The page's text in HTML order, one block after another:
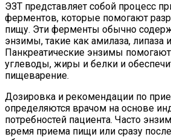
ЭЗТ представляет собой процесс
ферментов, которые помогают
пищу. Эти ферменты обычно
энзимы, такие как амилаза, липаза
Панкреатические энзимы
углеводы, жиры и белки и
пищеварение.
Дозировка и рекомендации по
определяются врачом на основе
потребностей пациента. Часто
время приема пищи или сразу